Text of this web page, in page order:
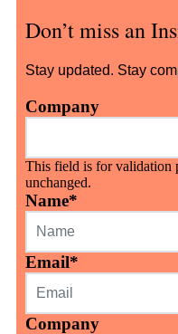
Don’t miss an
Stay updated. Stay
Company
This field is for validation
unchanged.
Name*
Email*
Company